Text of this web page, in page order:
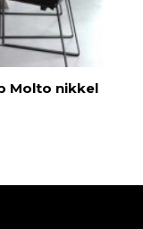
Molto nikkel